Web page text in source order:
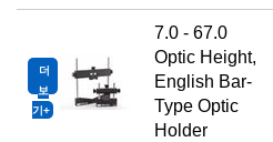
더
보
기
7.0 - 67.0
Optic Height,
English Bar-
Type Optic
Holder